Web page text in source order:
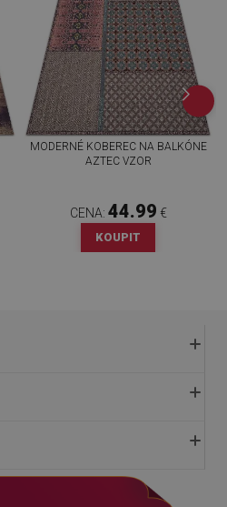
MODERNÉ KOBEREC NA BALKÓNE
AZTEC VZOR
CENA: 44.99 €
KOUPIT